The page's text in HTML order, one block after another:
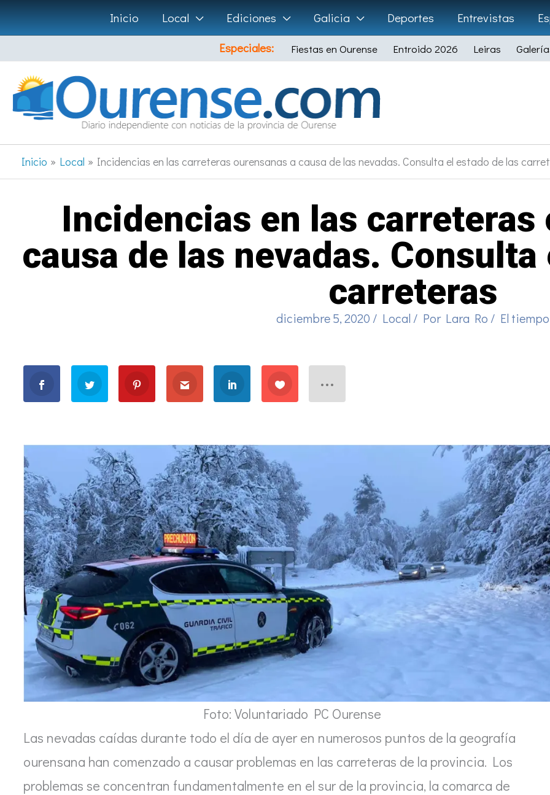
Ir
al
contenido
Inicio Local Ediciones Galicia Deportes Entrevistas
Especiales:
Fiestas en Ourense Entroido 2026 Leiras
Inicio Local Incidencias en las carreteras ourensanas a causa de las nevadas. Consulta el estado de las
Incidencias en las carreteras
causa de las nevadas.
carreteras
diciembre 5, 2020 / Local / Por Lara Ro / El tiempo
Foto: Voluntariado PC Ourense
Las nevadas caídas durante todo el día de ayer en numerosos puntos de la geografía
ourensana han comenzado a causar problemas en las carreteras de la provincia. Los
problemas se concentran fundamentalmente en el sur de la provincia, la comarca de